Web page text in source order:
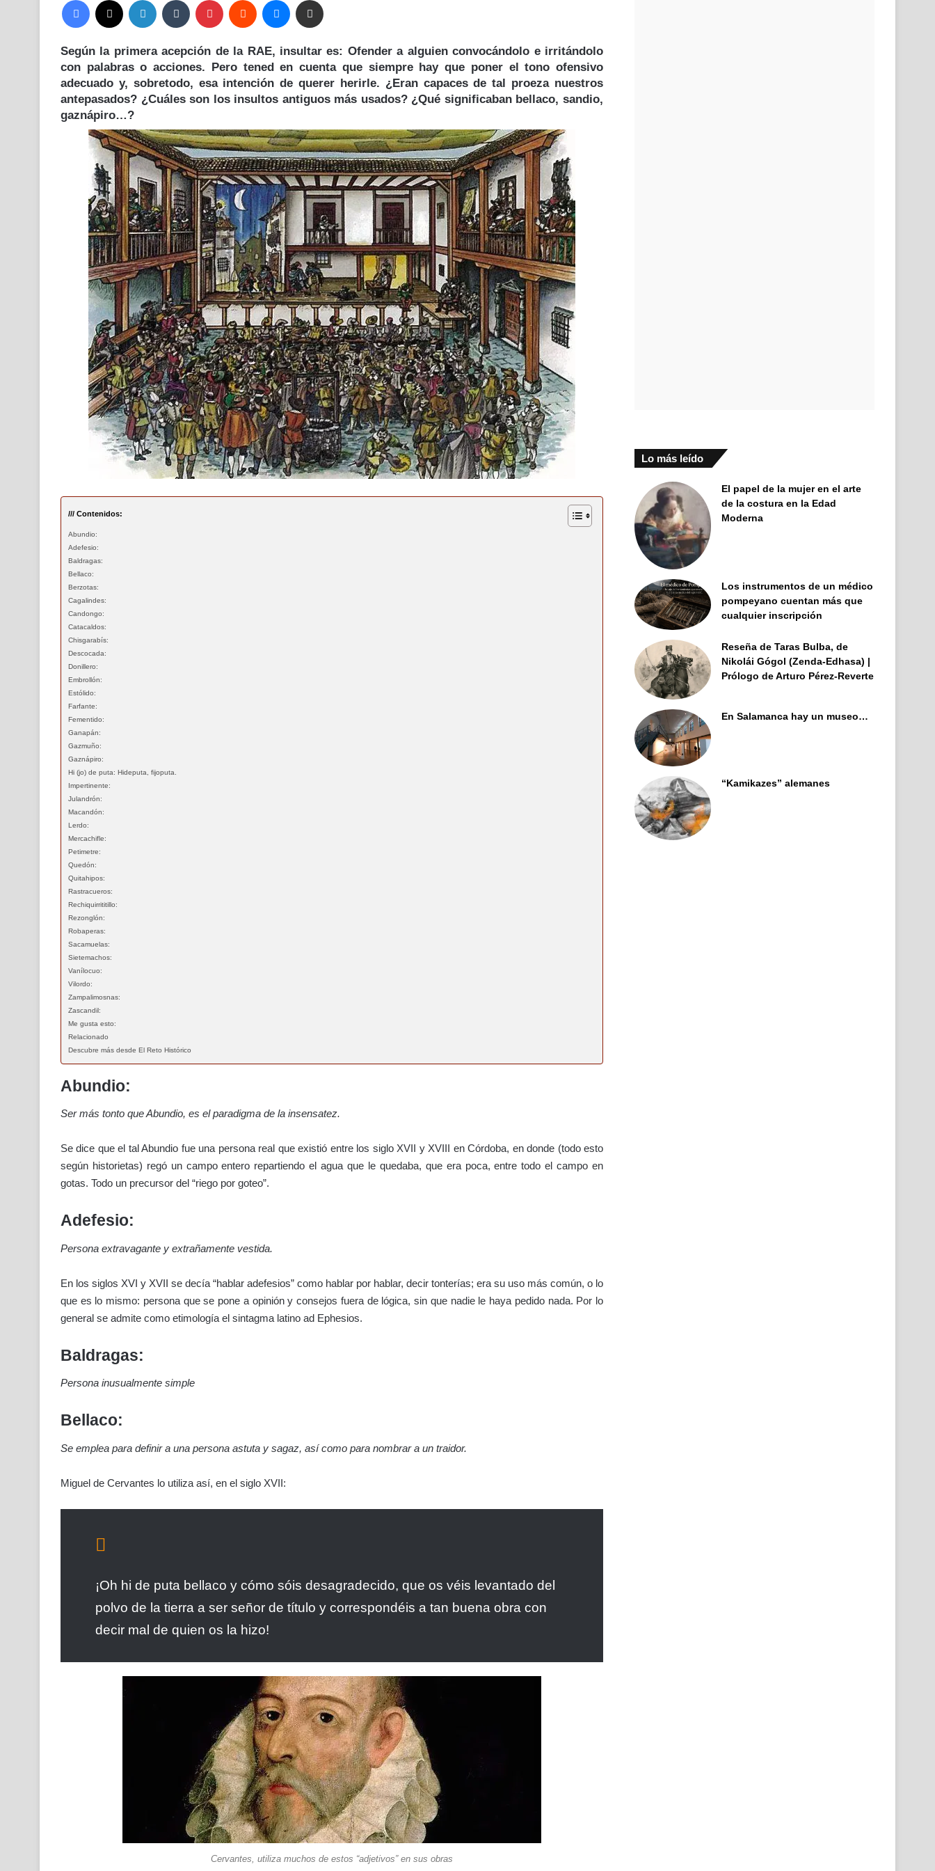
Según la primera acepción de la RAE, insultar es: Ofender a alguien convocándolo e irritándolo
con palabras o acciones. Pero tened en cuenta que siempre hay que poner el tono ofensivo
adecuado y, sobretodo, esa intención de querer herirle. ¿Eran capaces de tal proeza nuestros
antepasados? ¿Cuáles son los insultos antiguos más usados? ¿Qué significaban bellaco,sandio,
gaznápiro…?
/// Contenidos:
Abundio:
Adefesio:
Baldragas:
Bellaco:
Berzotas:
Cagalindes:
Candongo:
Catacaldos:
Chisgarabís:
Descocada:
Donillero:
Embrollón:
Estólido:
Farfante:
Fementido:
Ganapán:
Gazmuño:
Gaznápiro:
Hi (jo) de puta: Hideputa, fijoputa.
Impertinente:
Julandrón:
Macandón:
Lerdo:
Mercachifle:
Petimetre:
Quedón:
Quitahipos:
Rastracueros:
Rechiquirrititillo:
Rezonglón:
Robaperas:
Sacamuelas:
Sietemachos:
Vanílocuo:
Vilordo:
Zampalimosnas:
Zascandil:
Me gusta esto:
Relacionado
Descubre más desde El Reto Histórico
Abundio:
Ser más tonto que Abundio, es el paradigma de la insensatez.
Se dice que el tal Abundio fue una persona real que existió entre los siglo XVII y XVIII en Córdoba, en donde (todo esto
según historietas) regó un campo entero repartiendo el agua que le quedaba, que era poca, entre todo el campo en
gotas. Todo un precursor del “riego por goteo”.
Adefesio:
Persona extravagante y extrañamente vestida.
En los siglos XVI y XVII se decía “hablar adefesios” como hablar por hablar, decir tonterías; era su uso más común, o lo
que es lo mismo: persona que se pone a opinión y consejos fuera de lógica, sin que nadie le haya pedido nada. Por lo
general se admite como etimología el sintagma latino ad Ephesios.
Baldragas:
Persona inusualmente simple
Bellaco:
Se emplea para definir a una persona astuta y sagaz, así como para nombrar a un traidor.
Miguel de Cervantes lo utiliza así, en el siglo XVII:
¡Oh hi de puta bellaco y cómo sóis desagradecido, que os véis levantado del
polvo de la tierra a ser señor de título y correspondéis a tan buena obra con
decir mal de quien os la hizo!
Cervantes, utiliza muchos de estos “adjetivos” en sus obras
Lo más leído
El papel de la mujer en el arte
de la costura en la Edad
Moderna
Los instrumentos de un médico
pompeyano cuentan más que
cualquier inscripción
Reseña de Taras Bulba, de
Nikolái Gógol (Zenda-Edhasa) |
Prólogo de Arturo Pérez-Reverte
En Salamanca hay un museo…
“Kamikazes” alemanes